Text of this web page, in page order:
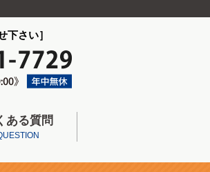
下さい］
ある質問